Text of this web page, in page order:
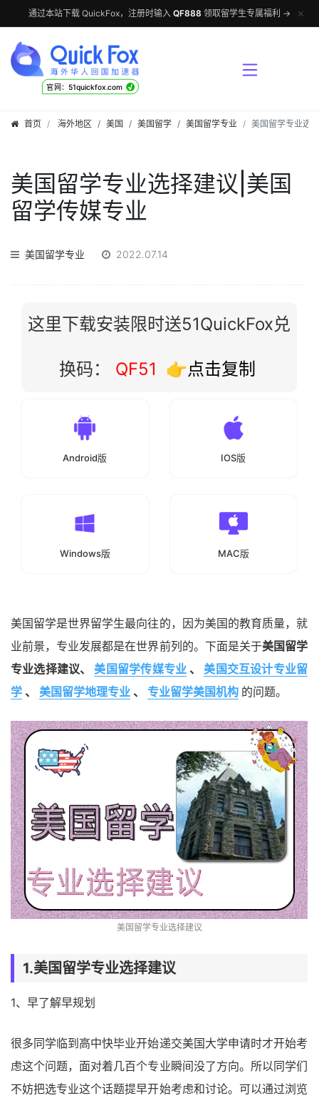
通过本站下载 QuickFox，注册时输入 QF888 领取留学生专属福利 → ✕
官网：51quickfox.com √
首页 海外地区 / 美国 / 美国留学 / 美国留学专业 美国留学专业选
美国留学专业选择建议|美国
留学传媒专业
美国留学专业 2022.07.14
这里下载安装限时送51QuickFox兑
换码： QF51 👉点击复制
Android版 IOS版
Windows版 MAC版
美国留学是世界留学生最向往的，因为美国的教育质量，就
业前景，专业发展都是在世界前列的。下面是关于美国留学
专业选择建议、
美国留学传媒专业 、
美国交互设计专业留
学 、 美国留学地理专业 、 专业留学美国机构 的问题。
美国留学专业选择建议
1.美国留学专业选择建议
1、早了解早规划
很多同学临到高中快毕业开始递交美国大学申请时才开始考
虑这个问题，面对着几百个专业瞬间没了方向。所以同学们
不妨把选专业这个话题提早开始考虑和讨论。可以通过浏览